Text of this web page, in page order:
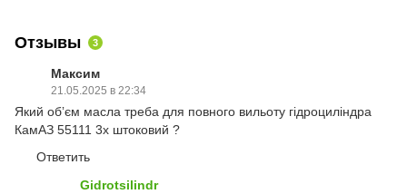
Отзывы 3
Максим
21.05.2025 в 22:34
Який обʼєм масла треба для повного вильоту гідроциліндра
КамАЗ 55111 3х штоковий ?
Ответить
Gidrotsilindr